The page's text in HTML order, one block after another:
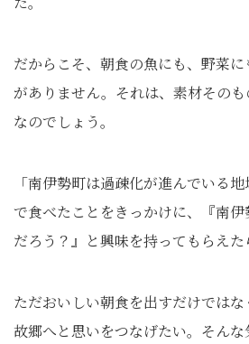
だからこそ、朝食の魚にも、野菜
がありません。それは、素材その
なのでしょう。
「南伊勢町は過疎化が進んでいる
で食べたことをきっかけに、『南
だろう？』と興味を持ってもらえた
ただおいしい朝食を出すだけでは
故郷へと思いをつなげたい。そん